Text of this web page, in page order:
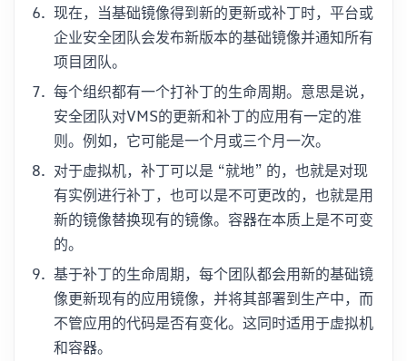
现在，当基础镜像得到新的更新或补丁时，平台或
企业安全团队会发布新版本的基础镜像并通知所有
项目团队。
每个组织都有一个打补丁的生命周期。意思是说，
安全团队对VMS的更新和补丁的应用有一定的准
则。例如，它可能是一个月或三个月一次。
对于虚拟机，补丁可以是 “就地” 的，也就是对现
有实例进行补丁，也可以是不可更改的，也就是用
新的镜像替换现有的镜像。容器在本质上是不可变
的。
基于补丁的生命周期，每个团队都会用新的基础镜
像更新现有的应用镜像，并将其部署到生产中，而
不管应用的代码是否有变化。这同时适用于虚拟机
和容器。